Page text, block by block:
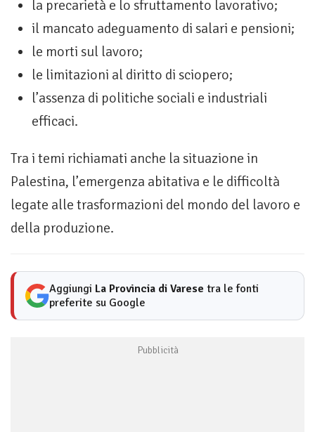
la precarietà e lo sfruttamento lavorativo;
il mancato adeguamento di salari e pensioni;
le morti sul lavoro;
le limitazioni al diritto di sciopero;
l’assenza di politiche sociali e industriali
efficaci.
Tra i temi richiamati anche la situazione in
Palestina, l’emergenza abitativa e le difficoltà
legate alle trasformazioni del mondo del lavoro e
della produzione.
Aggiungi La Provincia di Varese tra le fonti
preferite su Google